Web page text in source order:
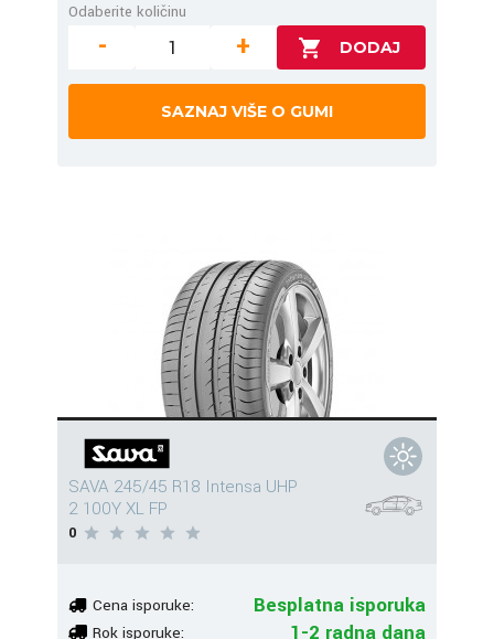
Odaberite količinu
- +
SAZNAJ VIŠE O GUMI
SAVA 245/45 R18 Intensa UHP
2 100Y XL FP
0
Cena isporuke: Besplatna isporuka
Rok isporuke: 1-2 radna dana